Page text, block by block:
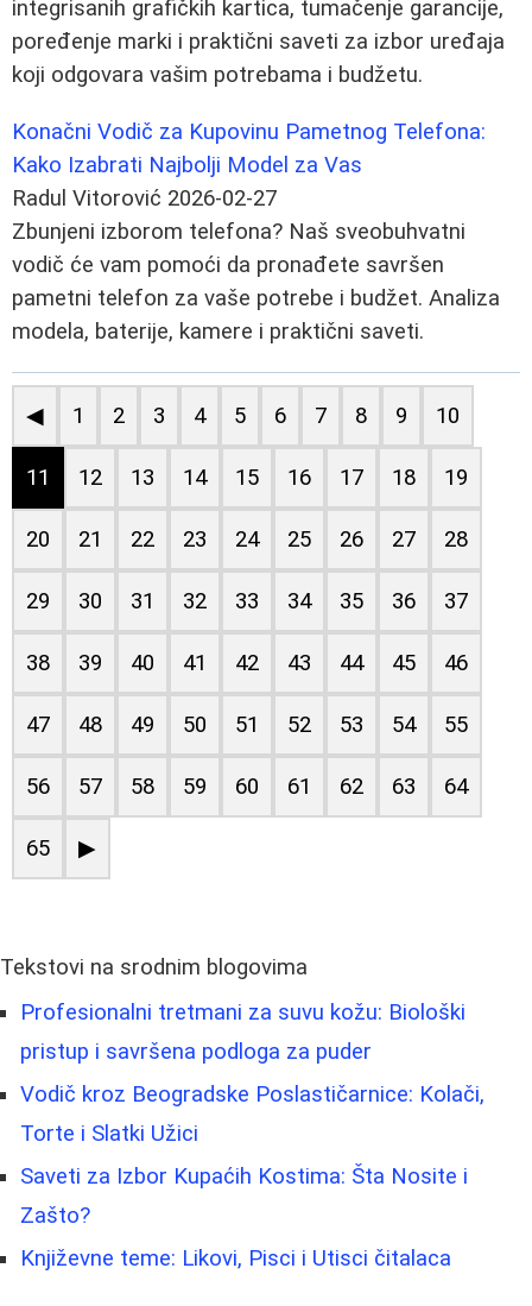
integrisanih grafičkih kartica, tumačenje garancije,
poređenje marki i praktični saveti za izbor uređaja
koji odgovara vašim potrebama i budžetu.
Konačni Vodič za Kupovinu Pametnog Telefona:
Kako Izabrati Najbolji Model za Vas
Radul Vitorović 2026-02-27
Zbunjeni izborom telefona? Naš sveobuhvatni
vodič će vam pomoći da pronađete savršen
pametni telefon za vaše potrebe i budžet. Analiza
modela, baterije, kamere i praktični saveti.
◀ 1 2 3 4 5 6 7 8 9 10
11 12 13 14 15 16 17 18 19
20 21 22 23 24 25 26 27 28
29 30 31 32 33 34 35 36 37
38 39 40 41 42 43 44 45 46
47 48 49 50 51 52 53 54 55
56 57 58 59 60 61 62 63 64
65 ▶
Tekstovi na srodnim blogovima
Profesionalni tretmani za suvu kožu: Biološki
pristup i savršena podloga za puder
Vodič kroz Beogradske Poslastičarnice: Kolači,
Torte i Slatki Užici
Saveti za Izbor Kupaćih Kostima: Šta Nosite i
Zašto?
Književne teme: Likovi, Pisci i Utisci čitalaca